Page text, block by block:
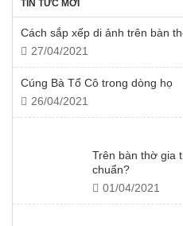
TIN TỨC MỚI
Cách sắp xếp di ảnh trên bàn
27/04/2021
Cúng Bà Tổ Cô trong dòng họ
26/04/2021
Trên bàn thờ gia
chuẩn?
01/04/2021